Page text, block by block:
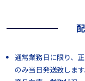
通常業務日に限り、
のみ当日発送致します